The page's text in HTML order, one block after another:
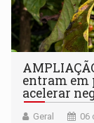
entram em
acelerar
Geral 06